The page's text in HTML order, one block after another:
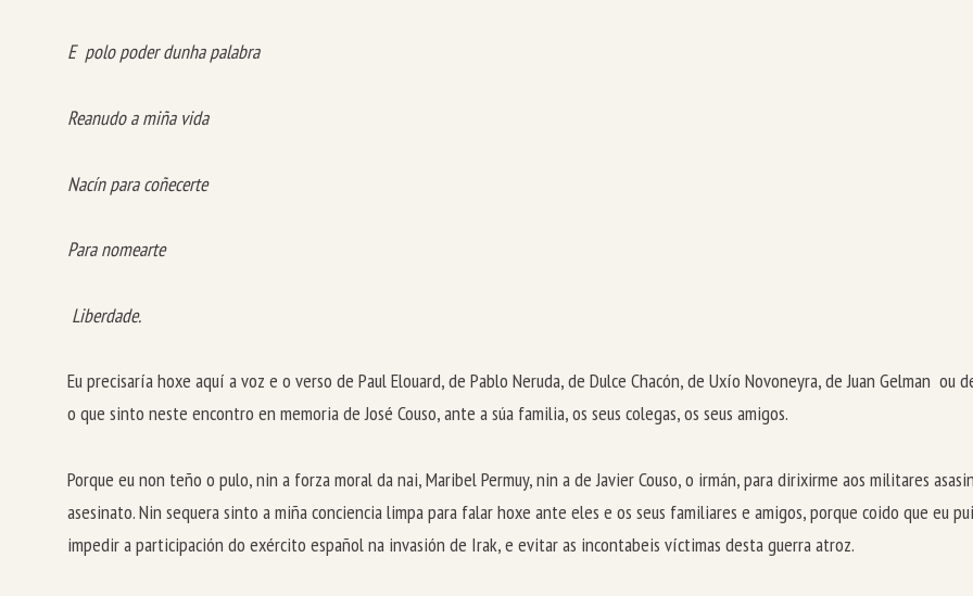
E polo poder dunha palabra
Reanudo a miña vida
Nacín para coñecerte
Para nomearte
Liberdade.
Eu precisaría hoxe aquí a voz e o verso de Paul Elouard, de Pablo Neruda, de Dulce Chacón, de Uxío Novoneyra, de Juan Gelman
o que sinto neste encontro en memoria de José Couso, ante a súa familia, os seus colegas, os seus amigos.
Porque eu non teño o pulo, nin a forza moral da nai, Maribel Permuy, nin a de Javier Couso, o irmán, para dirixirme aos militares
asesinato. Nin sequera sinto a miña conciencia limpa para falar hoxe ante eles e os seus familiares e amigos, porque coido que eu
impedir a participación do exército español na invasión de Irak, e evitar as incontabeis víctimas desta guerra atroz.